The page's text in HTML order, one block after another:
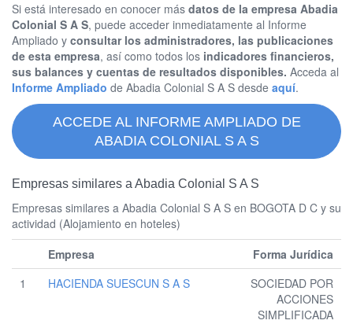
Si está interesado en conocer más datos de la empresa Abadia
Colonial S A S, puede acceder inmediatamente al Informe
Ampliado y consultar los administradores, las publicaciones
de esta empresa, así como todos los indicadores financieros,
sus balances y cuentas de resultados disponibles. Acceda al
Informe Ampliado de Abadia Colonial S A S desde aquí.
ACCEDE AL INFORME AMPLIADO DE
ABADIA COLONIAL S A S
Empresas similares a Abadia Colonial S A S
Empresas similares a Abadia Colonial S A S en BOGOTA D C y su
actividad (Alojamiento en hoteles)
Empresa
Forma Jurídica
1
HACIENDA SUESCUN S A S
SOCIEDAD POR
ACCIONES
SIMPLIFICADA